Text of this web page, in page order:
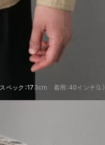
ペック：173cm 着用：40インチ（L）